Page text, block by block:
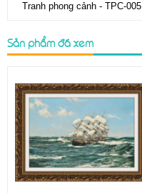
Tranh phong cảnh - TPC-005
Sản phẩm đã xem